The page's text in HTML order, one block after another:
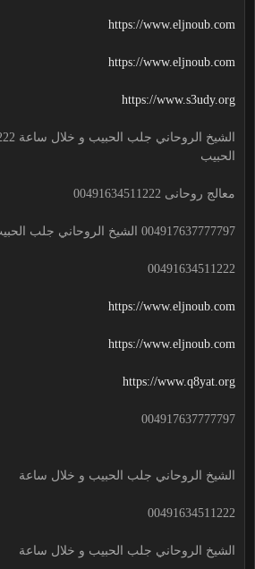
https://www.eljnoub.com
https://www.eljnoub.com
https://www.s3udy.org
الحبيب
معالج روحانى 00491634511222
004917637777797 الشيخ الروحاني جلب الحبيب و خلال ساعة
00491634511222
https://www.eljnoub.com
https://www.eljnoub.com
https://www.q8yat.org
004917637777797
الشيخ الروحاني جلب الحبيب و خلال ساعة
00491634511222
الشيخ الروحاني جلب الحبيب و خلال ساعة